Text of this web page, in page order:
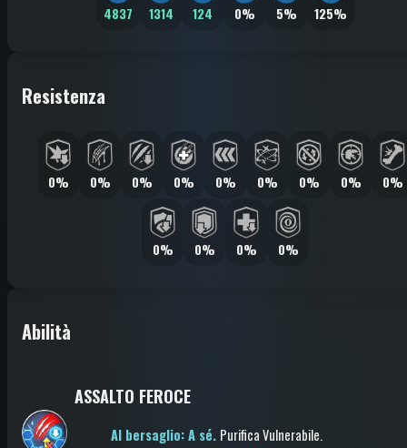
4837 1314 124 0% 5% 125%
Resistenza
0% 0% 0% 0% 0% 0% 0% 0% 0%
0% 0% 0% 0%
Abilità
ASSALTO FEROCE
Al bersaglio: A sé. Purifica Vulnerabile.